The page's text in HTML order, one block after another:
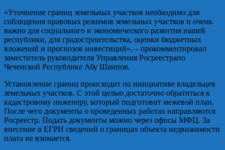
«Уточнение границ земельных участков необходимо для
соблюдения правовых режимов земельных участков и очень
важно для социального и экономического развития нашей
республики, для градостроительства, оценки бюджетных
вложений и прогнозов инвестиций», – прокомментировал
заместитель руководителя Управления Росреестрапо
Чеченской Республике Абу Шаипов.
Установление границ происходит по инициативе владельцев
земельных участков. С этой целью достаточно обратиться к
кадастровому инженеру, который подготовит межевой план.
После чего документы о проведенных работах направляются
Росреестр. Подать документы можно через офисы МФЦ. За
внесение в ЕГРН сведений о границах объекта недвижимости
плата не взимается.